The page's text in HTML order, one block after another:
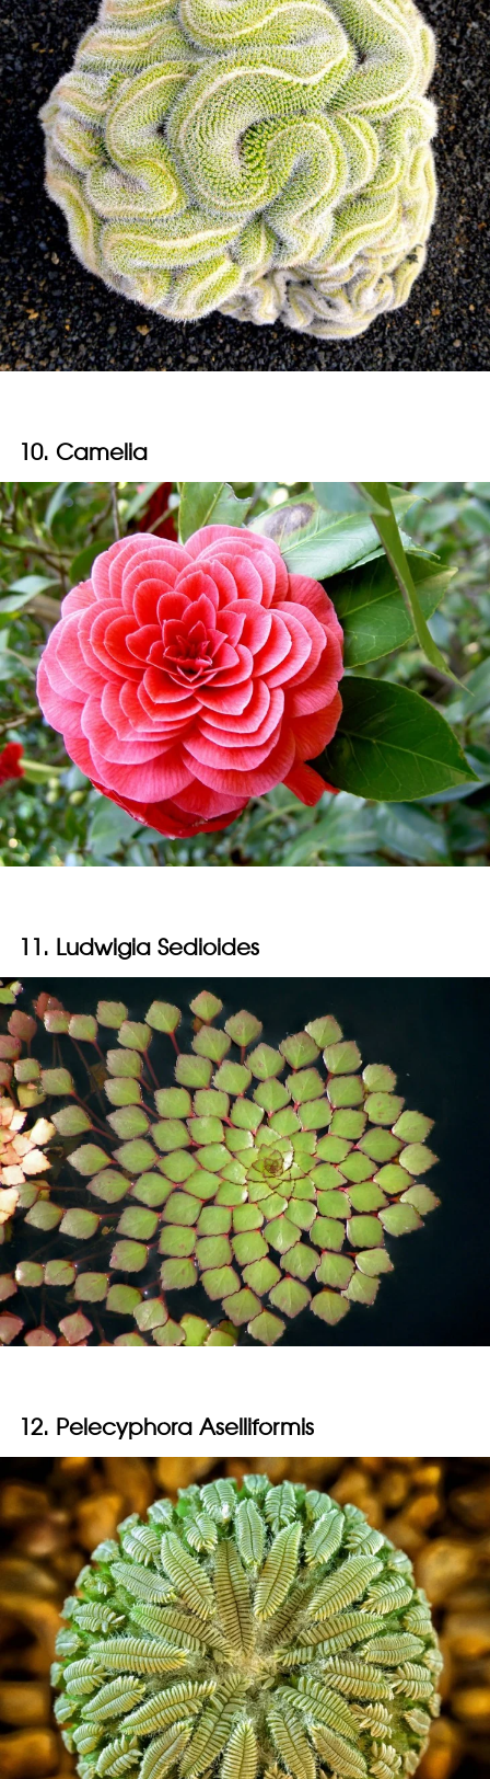
10. Camelia
11. Ludwigia Sedioides
12. Pelecyphora Aselliformis